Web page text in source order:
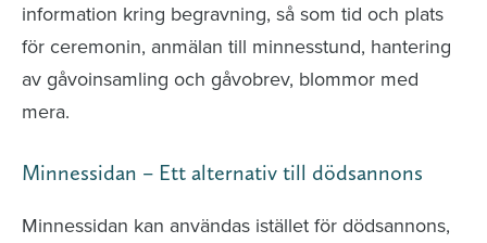
information kring begravning, så som tid och plats
för ceremonin, anmälan till minnesstund, hantering
av gåvoinsamling och gåvobrev, blommor med
mera.
Minnessidan – Ett alternativ till dödsannons
Minnessidan kan användas istället för dödsannons,